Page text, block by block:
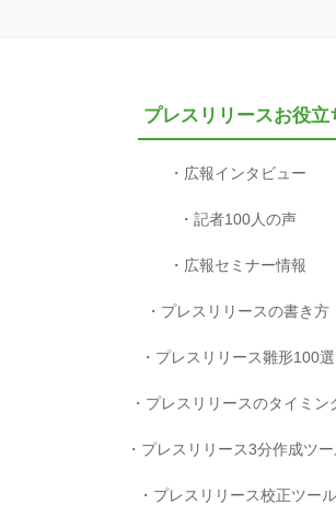
プレスリリースお役立
広報インタビュー
記者100人の声
広報セミナー情報
プレスリリースの書き方
プレスリリース雛形100選
プレスリリースのタイミン
プレスリリース3分作成ツ
プレスリリース校正ツール